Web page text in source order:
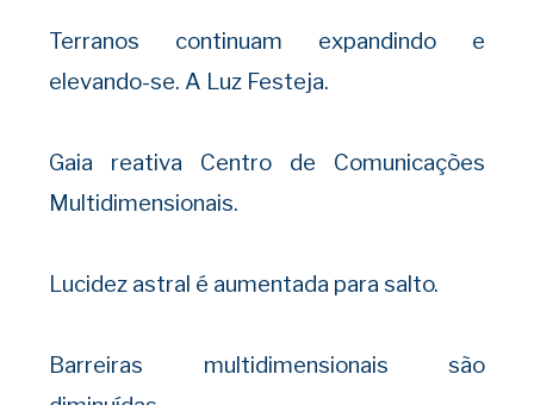
Terranos continuam expandindo e
elevando-se. A Luz Festeja.
Gaia reativa Centro de Comunicações
Multidimensionais.
Lucidez astral é aumentada para salto.
Barreiras multidimensionais são